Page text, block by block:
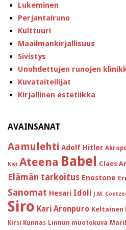
Lukeminen
Perjantairuno
Kulttuuri
Maailmankirjallisuus
Sivistys
Unohdettujen runojen
Kuvataiteilijat
Kirjallinen estetiikka
AVAINSANAT
Aamulehti Adolf Hitler
Kivi Ateena Babel Claes
Elämän tarkoitus Enostone
Sanomat Hesari Idoli J.M.
Siro Kari Aronpuro
Kirsi Kunnas Linnun muotokuva